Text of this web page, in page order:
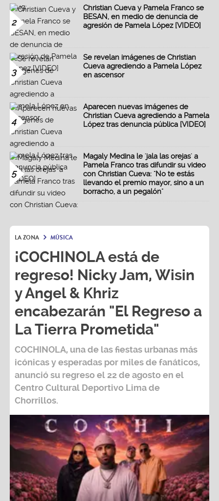
2
Christian Cueva y Pamela Franco se
BESAN, en medio de denuncia de
agresión de Pamela López [VIDEO]
3
Se revelan imágenes de Christian
Cueva agrediendo a Pamela López
en ascensor
4
Aparecen nuevas imágenes de
Christian Cueva agrediendo a Pamela
López tras denuncia pública [VIDEO]
5
Magaly Medina le 'jala las orejas' a
Pamela Franco tras difundir su video
con Christian Cueva: "No te estás
llevando el premio mayor, sino a un
borracho, a un pegalón"
LA ZONA MÚSICA
¡COCHINOLA está de
regreso! Nicky Jam, Wisin
y Angel & Khriz
encabezarán "El Regreso a
La Tierra Prometida"
COCHINOLA, una de las fiestas urbanas más
icónicas y esperadas por miles de fanáticos,
anunció su regreso el 22 de agosto en el
Centro Cultural Deportivo Lima de
Chorrillos.